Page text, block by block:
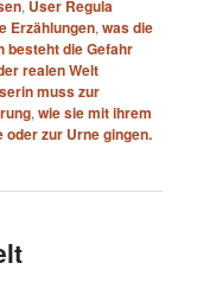
, User Regula
Erzählungen,was die
besteht die Gefahr
realen Welt
muss zur
,wie sie mit ihrem
zur Urne gingen.